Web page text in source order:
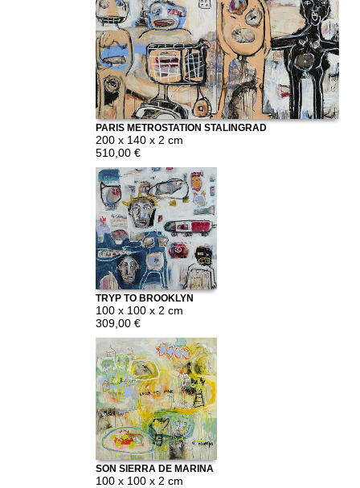
PARIS METROSTATION STALINGRAD
200 x 140 x 2 cm
510,00 €
TRYP TO BROOKLYN
100 x 100 x 2 cm
309,00 €
SON SIERRA DE MARINA
2100 x 100 x 2 cm